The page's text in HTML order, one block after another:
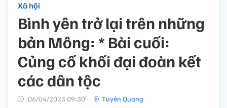
Xã hội
Bình yên trở lại trên những
bản Mông: * Bài cuối:
Củng cố khối đại đoàn kết
các dân tộc
06/04/2023 09:30’ Tuyên Quang